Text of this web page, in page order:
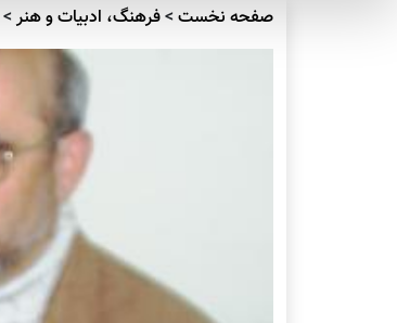
صفحه نخست>فرهنگ، ادبیات و هنر>